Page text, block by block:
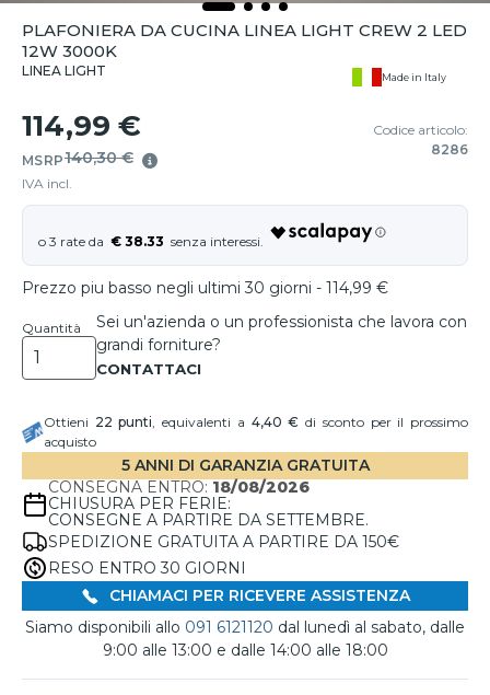
PLAFONIERA DA CUCINA LINEA LIGHT CREW 2 LED
12W 3000K
LINEA LIGHT Made in Italy
114,99 €
MSRP140,30 €
IVA incl.
Codice articolo:
8286
€ 38.33
Prezzo piu basso negli ultimi 30 giorni - 114,99 €
Quantità
Sei un'azienda o un professionista che lavora con
grandi forniture?
Ottieni 22 punti, equivalenti a 4,40 € di sconto per il prossimo
acquisto
5 ANNI DI GARANZIA GRATUITA
CONSEGNA ENTRO: 18/08/2026
CHIUSURA PER FERIE:
CONSEGNE A PARTIRE DA SETTEMBRE.
SPEDIZIONE GRATUITA A PARTIRE DA 150€
RESO ENTRO 30 GIORNI
CHIAMACI PER RICEVERE ASSISTENZA
Siamo disponibili allo 091 6121120 dal lunedì al sabato, dalle
9:00 alle 13:00 e dalle 14:00 alle 18:00